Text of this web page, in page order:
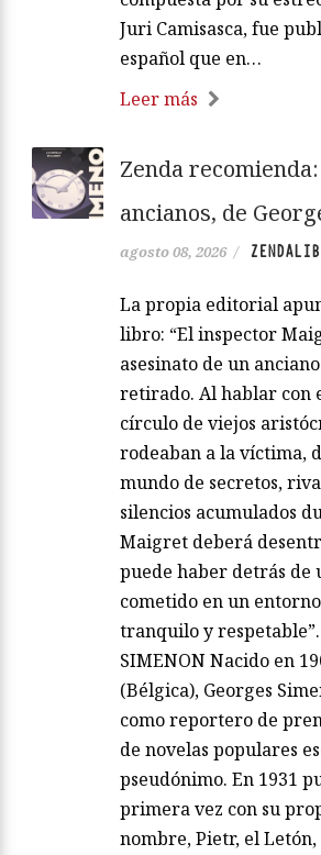
Juri Camisasca, fue
español que en…
Leer más
Zenda
ancianos, de
agosto 08, 2026 /
La propia editorial
libro: “El inspector
asesinato de un
retirado. Al hablar con
círculo de viejos
rodeaban a la víctima,
mundo de secretos,
silencios acumulados
Maigret deberá
puede haber detrás de
cometido en un
tranquilo y respetable”.
SIMENON Nacido en
(Bélgica), Georges
como reportero de
de novelas populares
pseudónimo. En 1931
primera vez con su
nombre, Pietr, el